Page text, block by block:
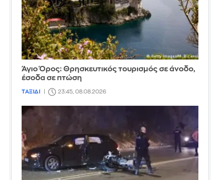
Άγιο Όρος: Θρησκευτικός τουρισμός σε άνοδο,
έσοδα σε πτώση
ΤΑΞΙΔΙ 23:45, 08.08.2026